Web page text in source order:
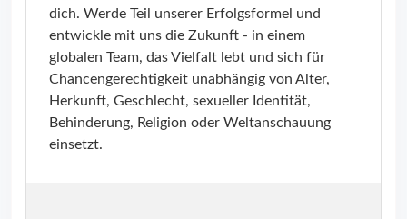
dich. Werde Teil unserer Erfolgsformel und
entwickle mit uns die Zukunft - in einem
globalen Team, das Vielfalt lebt und sich für
Chancengerechtigkeit unabhängig von Alter,
Herkunft, Geschlecht, sexueller Identität,
Behinderung, Religion oder Weltanschauung
einsetzt.